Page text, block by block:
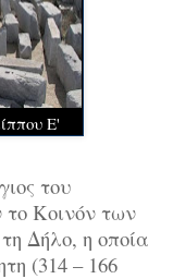
Ε'
του
το Κοινόν των
Δήλο, η οποία
(314 – 166